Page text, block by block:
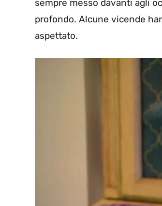
sempre messo davanti agli
profondo. Alcune vicende
aspettato.